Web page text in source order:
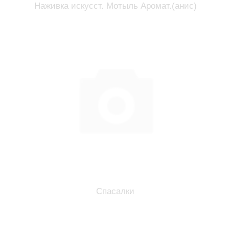
Наживка искусст. Мотыль Аромат.(анис)
Спасалки